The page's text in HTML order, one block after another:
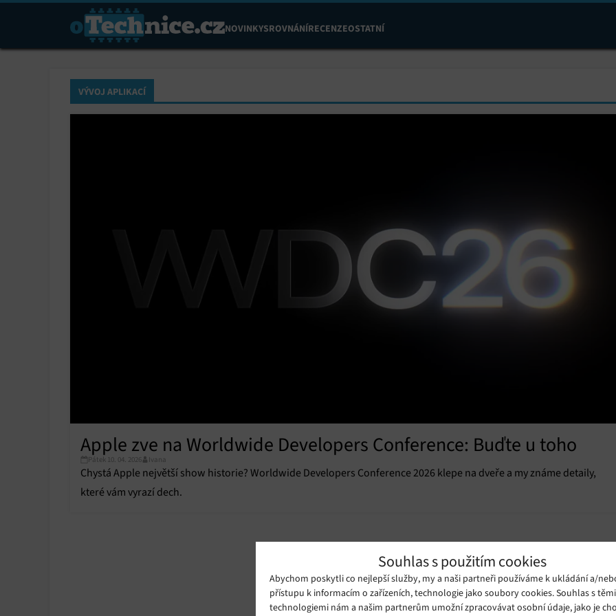
Souhlas s použitím cookies
Abychom poskytli co nejlepší služby, my a naši partneři používáme k ukládání a/
přístupu k informacím o zařízeních, technologie jako soubory cookies. Souhlas s
technologiemi nám a našim partnerům umožní zpracovávat osobní údaje, jako je
NOVINKYSROVNÁNÍRECENZEOSTATNÍ
VÝVOJ APLIKACÍ
Apple zve na Worldwide Developers Conference: Buďte u toho
Pátek 10. 04. 2026 Ivana
Chystá Apple největší show historie? Worldwide Developers Conference 2026 klepe na dveře a my známe detaily,
které vám vyrazí dech.